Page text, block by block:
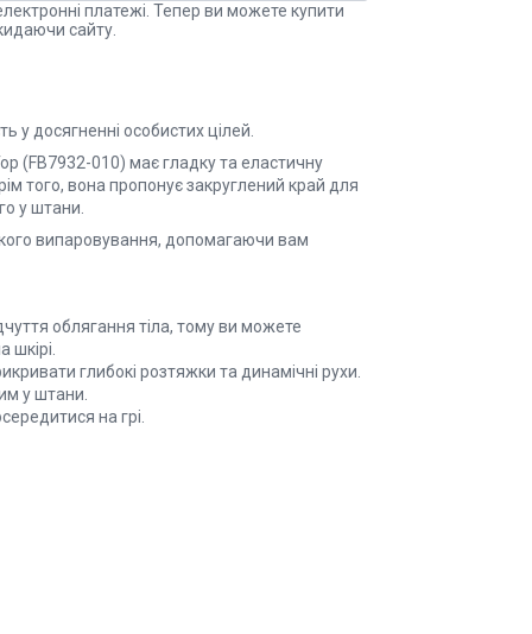
платежі. Тепер ви можете купити
сайту.
у досягненні особистих цілей.
(FB7932-010) має гладку та еластичну
того, вона пропонує закруглений край для
у штани.
випаровування, допомагаючи вам
облягання тіла, тому ви можете
глибокі розтяжки та динамічні рухи.
у штани.
на грі.